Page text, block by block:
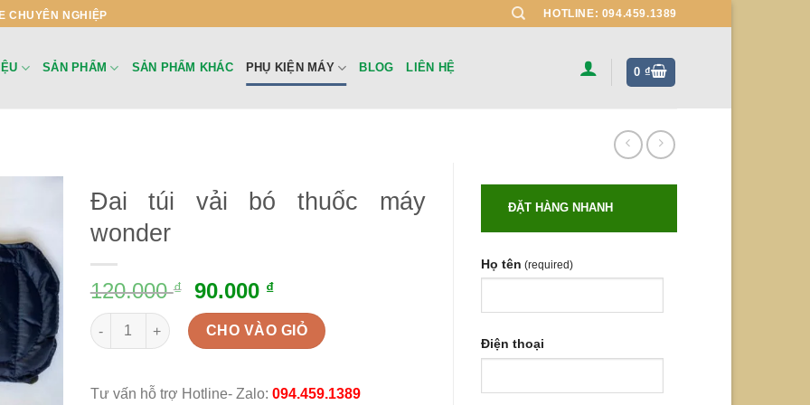
CHUYÊN NGHIỆP HOTLINE: 094.459.1389
SẢN PHẨM SẢN PHẨM KHÁC PHỤ KIỆN MÁY BLOG LIÊN HỆ 0₫
ĐẶT HÀNG NHANH
Họ tên (required)
Điện thoại
Đai túi vải bó thuốc máy
wonder
120.000₫ 90.000 ₫
Đai túi vải bó thuốc máy wonder quantity
CHO VÀO GIỎ
Tư vấn hỗ trợ Hotline- Zalo: 094.459.1389